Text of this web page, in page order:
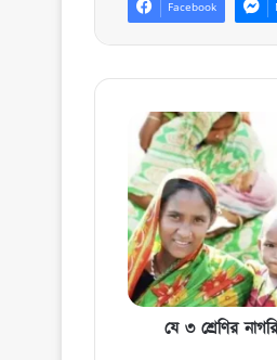
Facebook
শ্রেণির
নাগরিক
প্রথমে
পাচ্ছেন
ফ্যামিলি
কার্ড
যে ৩ শ্রেণির